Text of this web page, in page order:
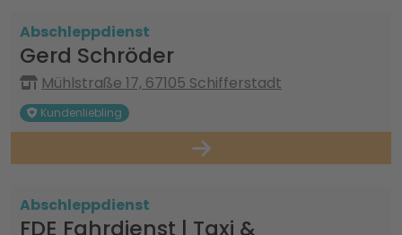
Abschleppdienst
Gerd Schröder
Mühlstraße 17, 67105 Schifferstadt
Kundenliebling
Abschleppdienst
FDE Fahrdienst | Taxi &